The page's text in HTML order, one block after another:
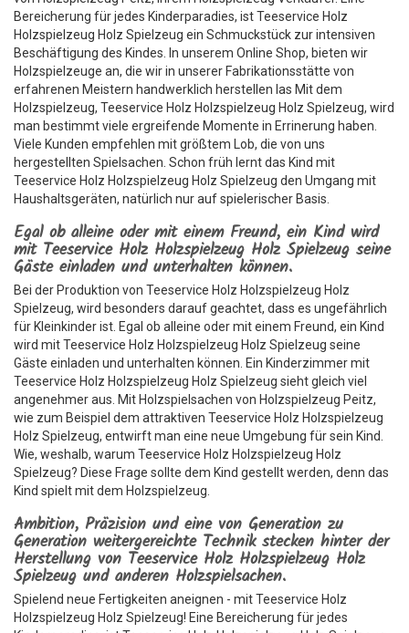
Bereicherung für jedes Kinderparadies, ist Teeservice Holz
Holzspielzeug Holz Spielzeug ein Schmuckstück zur intensiven
Beschäftigung des Kindes. In unserem Online Shop, bieten wir
Holzspielzeuge an, die wir in unserer Fabrikationsstätte von
erfahrenen Meistern handwerklich herstellen las Mit dem
Holzspielzeug, Teeservice Holz Holzspielzeug Holz Spielzeug, wird
man bestimmt viele ergreifende Momente in Errinerung haben.
Viele Kunden empfehlen mit größtem Lob, die von uns
hergestellten Spielsachen. Schon früh lernt das Kind mit
Teeservice Holz Holzspielzeug Holz Spielzeug den Umgang mit
Haushaltsgeräten, natürlich nur auf spielerischer Basis.
Egal ob alleine oder mit einem Freund, ein Kind wird
mit Teeservice Holz Holzspielzeug Holz Spielzeug seine
Gäste einladen und unterhalten können.
Bei der Produktion von Teeservice Holz Holzspielzeug Holz
Spielzeug, wird besonders darauf geachtet, dass es ungefährlich
für Kleinkinder ist. Egal ob alleine oder mit einem Freund, ein Kind
wird mit Teeservice Holz Holzspielzeug Holz Spielzeug seine
Gäste einladen und unterhalten können. Ein Kinderzimmer mit
Teeservice Holz Holzspielzeug Holz Spielzeug sieht gleich viel
angenehmer aus. Mit Holzspielsachen von Holzspielzeug Peitz,
wie zum Beispiel dem attraktiven Teeservice Holz Holzspielzeug
Holz Spielzeug, entwirft man eine neue Umgebung für sein Kind.
Wie, weshalb, warum Teeservice Holz Holzspielzeug Holz
Spielzeug? Diese Frage sollte dem Kind gestellt werden, denn das
Kind spielt mit dem Holzspielzeug.
Ambition, Präzision und eine von Generation zu
Generation weitergereichte Technik stecken hinter der
Herstellung von Teeservice Holz Holzspielzeug Holz
Spielzeug und anderen Holzspielsachen.
Spielend neue Fertigkeiten aneignen - mit Teeservice Holz
Holzspielzeug Holz Spielzeug! Eine Bereicherung für jedes